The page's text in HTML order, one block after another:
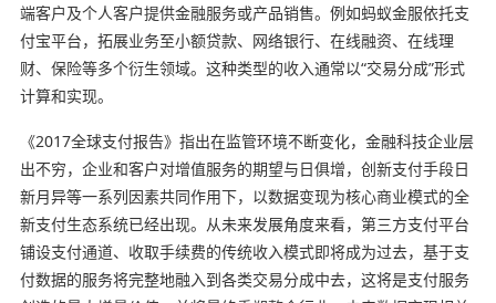
端客户及个人客户提供金融服务或产品销售。例如蚂蚁金服依托支
付宝平台，拓展业务至小额贷款、网络银行、在线融资、在线理
财、保险等多个衍生领域。这种类型的收入通常以“交易分成”形式
计算和实现。
《2017全球支付报告》指出在监管环境不断变化，金融科技企业层
出不穷，企业和客户对增值服务的期望与日俱增，创新支付手段日
新月异等一系列因素共同作用下，以数据变现为核心商业模式的全
新支付生态系统已经出现。从未来发展角度来看，第三方支付平台
铺设支付通道、收取手续费的传统收入模式即将成为过去，基于支
付数据的服务将完整地融入到各类交易分成中去，这将是支付服务